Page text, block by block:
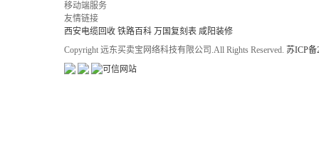
移动端服务
友情链接
西安电缆回收 铁路百科 万国复刻表 咸阳装修
Copyright 远东买卖宝网络科技有限公司.All Rights Reserved. 苏ICP备